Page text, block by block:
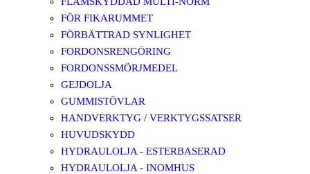
FÖR FIKARUMMET
FÖRBÄTTRAD SYNLIGHET
FORDONSRENGÖRING
FORDONSSMÖRJMEDEL
GEJDOLJA
GUMMISTÖVLAR
HANDVERKTYG / VERKTYGSSATSER
HUVUDSKYDD
HYDRAULOLJA - ESTERBASERAD
HYDRAULOLJA - INOMHUS